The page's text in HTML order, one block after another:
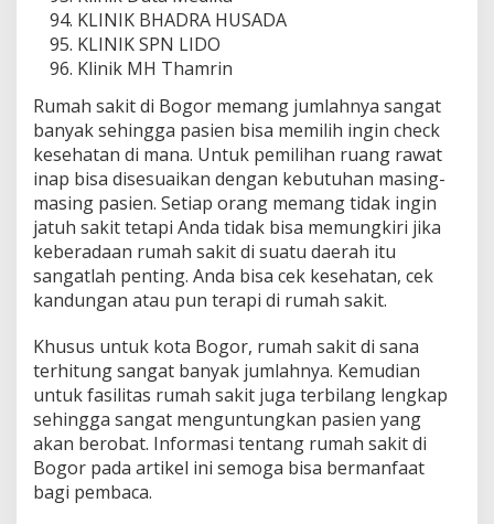
KLINIK BHADRA HUSADA
KLINIK SPN LIDO
Klinik MH Thamrin
Rumah sakit di Bogor memang jumlahnya sangat
banyak sehingga pasien bisa memilih ingin check
kesehatan di mana. Untuk pemilihan ruang rawat
inap bisa disesuaikan dengan kebutuhan masing-
masing pasien. Setiap orang memang tidak ingin
jatuh sakit tetapi Anda tidak bisa memungkiri jika
keberadaan rumah sakit di suatu daerah itu
sangatlah penting. Anda bisa cek kesehatan, cek
kandungan atau pun terapi di rumah sakit.
Khusus untuk kota Bogor, rumah sakit di sana
terhitung sangat banyak jumlahnya. Kemudian
untuk fasilitas rumah sakit juga terbilang lengkap
sehingga sangat menguntungkan pasien yang
akan berobat. Informasi tentang rumah sakit di
Bogor pada artikel ini semoga bisa bermanfaat
bagi pembaca.